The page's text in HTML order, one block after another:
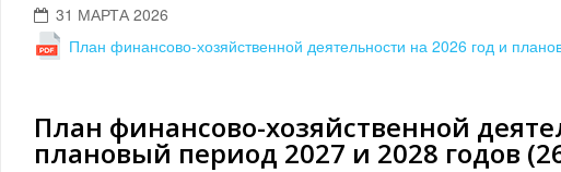
31 МАРТА 2026
План финансово-хозяйственной деятельности на 2026 год и
План финансово-хозяйственной
плановый период 2027 и 2028 годов